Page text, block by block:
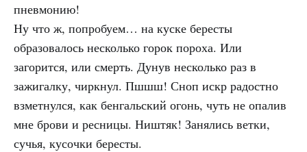
пневмонию!
Ну что ж, попробуем… на куске бересты
образовалось несколько горок пороха. Или
загорится, или смерть. Дунув несколько раз в
зажигалку, чиркнул. Пшшш! Сноп искр радостно
взметнулся, как бенгальский огонь, чуть не опалив
мне брови и ресницы. Ништяк! Занялись ветки,
сучья, кусочки бересты.